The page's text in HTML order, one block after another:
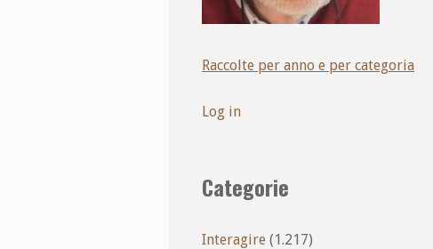
Raccolte per anno e per categoria
Log in
Categorie
Interagire (1.217)